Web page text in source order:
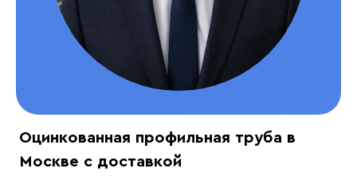
Оцинкованная профильная труба в
Москве с доставкой